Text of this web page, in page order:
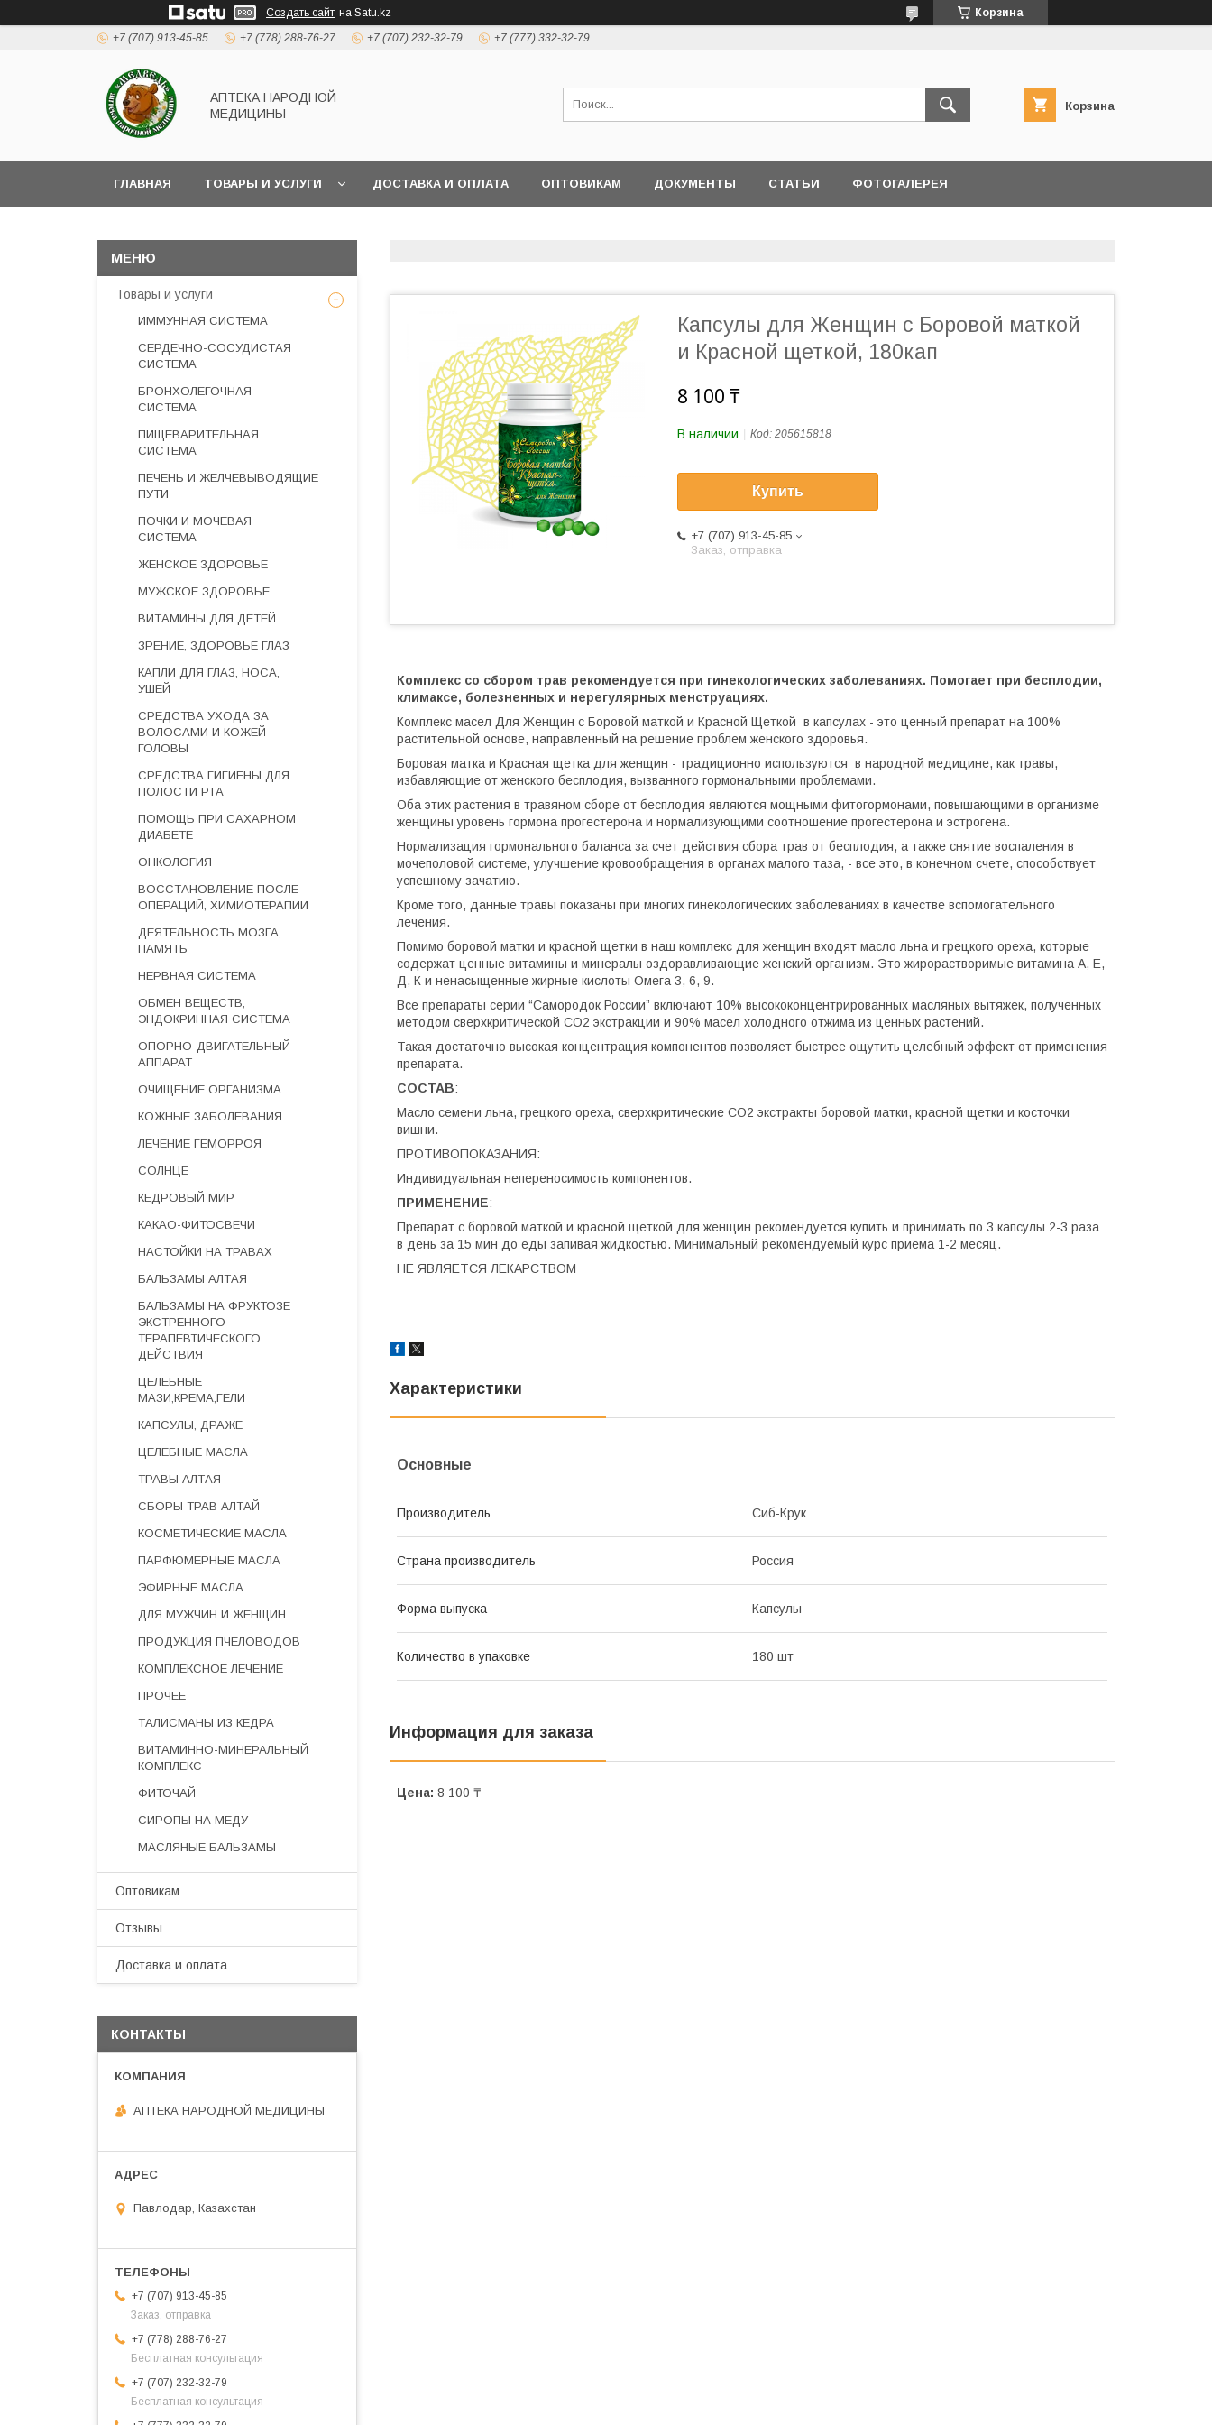
Создать сайт на Satu.kz Корзина
+7 (707) 913-45-85 +7 (778) 288-76-27 +7 (707) 232-32-79 +7 (777) 332-32-79
АПТЕКА НАРОДНОЙ
МЕДИЦИНЫ
Корзина
ГЛАВНАЯ ТОВАРЫ И УСЛУГИ ДОСТАВКА И ОПЛАТА ОПТОВИКАМ ДОКУМЕНТЫ СТАТЬИ ФОТОГАЛЕРЕЯ
Капсулы для Женщин с Боровой маткой
и Красной щеткой, 180кап
8 100 ₸
В наличии Код: 205615818
Купить
+7 (707) 913-45-85
Заказ, отправка
Комплекс со сбором трав рекомендуется при гинекологических заболеваниях. Помогает при бесплодии,
климаксе, болезненных и нерегулярных менструациях.
Комплекс масел Для Женщин с Боровой маткой и Красной Щеткой в капсулах - это ценный препарат на 100%
растительной основе, направленный на решение проблем женского здоровья.
Боровая матка и Красная щетка для женщин - традиционно используются в народной медицине, как травы,
избавляющие от женского бесплодия, вызванного гормональными проблемами.
Оба этих растения в травяном сборе от бесплодия являются мощными фитогормонами, повышающими в организме
женщины уровень гормона прогестерона и нормализующими соотношение прогестерона и эстрогена.
Нормализация гормонального баланса за счет действия сбора трав от бесплодия, а также снятие воспаления в
мочеполовой системе, улучшение кровообращения в органах малого таза, - все это, в конечном счете, способствует
успешному зачатию.
Кроме того, данные травы показаны при многих гинекологических заболеваниях в качестве вспомогательного
лечения.
Помимо боровой матки и красной щетки в наш комплекс для женщин входят масло льна и грецкого ореха, которые
содержат ценные витамины и минералы оздоравливающие женский организм. Это жирорастворимые витамина А, Е,
Д, К и ненасыщенные жирные кислоты Омега 3, 6, 9.
Все препараты серии “Самородок России” включают 10% высококонцентрированных масляных вытяжек, полученных
методом сверхкритической СО2 экстракции и 90% масел холодного отжима из ценных растений.
Такая достаточно высокая концентрация компонентов позволяет быстрее ощутить целебный эффект от применения
препарата.
СОСТАВ:
Масло семени льна, грецкого ореха, сверхкритические СО2 экстракты боровой матки, красной щетки и косточки
вишни.
ПРОТИВОПОКАЗАНИЯ:
Индивидуальная непереносимость компонентов.
ПРИМЕНЕНИЕ:
Препарат с боровой маткой и красной щеткой для женщин рекомендуется купить и принимать по 3 капсулы 2-3 раза
в день за 15 мин до еды запивая жидкостью. Минимальный рекомендуемый курс приема 1-2 месяц.
НЕ ЯВЛЯЕТСЯ ЛЕКАРСТВОМ
Характеристики
Основные
Производитель Сиб-Крук
Страна производитель Россия
Форма выпуска Капсулы
Количество в упаковке 180 шт
Информация для заказа
Цена: 8 100 ₸
Товары и услуги
ИММУННАЯ СИСТЕМА
СЕРДЕЧНО-СОСУДИСТАЯ
СИСТЕМА
БРОНХОЛЕГОЧНАЯ
СИСТЕМА
ПИЩЕВАРИТЕЛЬНАЯ
СИСТЕМА
ПЕЧЕНЬ И ЖЕЛЧЕВЫВОДЯЩИЕ
ПУТИ
ПОЧКИ И МОЧЕВАЯ
СИСТЕМА
ЖЕНСКОЕ ЗДОРОВЬЕ
МУЖСКОЕ ЗДОРОВЬЕ
ВИТАМИНЫ ДЛЯ ДЕТЕЙ
ЗРЕНИЕ, ЗДОРОВЬЕ ГЛАЗ
КАПЛИ ДЛЯ ГЛАЗ, НОСА,
УШЕЙ
СРЕДСТВА УХОДА ЗА
ВОЛОСАМИ И КОЖЕЙ
ГОЛОВЫ
СРЕДСТВА ГИГИЕНЫ ДЛЯ
ПОЛОСТИ РТА
ПОМОЩЬ ПРИ САХАРНОМ
ДИАБЕТЕ
ОНКОЛОГИЯ
ВОССТАНОВЛЕНИЕ ПОСЛЕ
ОПЕРАЦИЙ, ХИМИОТЕРАПИИ
ДЕЯТЕЛЬНОСТЬ МОЗГА,
ПАМЯТЬ
НЕРВНАЯ СИСТЕМА
ОБМЕН ВЕЩЕСТВ,
ЭНДОКРИННАЯ СИСТЕМА
ОПОРНО-ДВИГАТЕЛЬНЫЙ
АППАРАТ
ОЧИЩЕНИЕ ОРГАНИЗМА
КОЖНЫЕ ЗАБОЛЕВАНИЯ
ЛЕЧЕНИЕ ГЕМОРРОЯ
СОЛНЦЕ
КЕДРОВЫЙ МИР
КАКАО-ФИТОСВЕЧИ
НАСТОЙКИ НА ТРАВАХ
БАЛЬЗАМЫ АЛТАЯ
БАЛЬЗАМЫ НА ФРУКТОЗЕ
ЭКСТРЕННОГО
ТЕРАПЕВТИЧЕСКОГО
ДЕЙСТВИЯ
ЦЕЛЕБНЫЕ
МАЗИ,КРЕМА,ГЕЛИ
КАПСУЛЫ, ДРАЖЕ
ЦЕЛЕБНЫЕ МАСЛА
ТРАВЫ АЛТАЯ
СБОРЫ ТРАВ АЛТАЙ
КОСМЕТИЧЕСКИЕ МАСЛА
ПАРФЮМЕРНЫЕ МАСЛА
ЭФИРНЫЕ МАСЛА
ДЛЯ МУЖЧИН И ЖЕНЩИН
ПРОДУКЦИЯ ПЧЕЛОВОДОВ
КОМПЛЕКСНОЕ ЛЕЧЕНИЕ
ПРОЧЕЕ
ТАЛИСМАНЫ ИЗ КЕДРА
ВИТАМИННО-МИНЕРАЛЬНЫЙ
КОМПЛЕКС
ФИТОЧАЙ
СИРОПЫ НА МЕДУ
МАСЛЯНЫЕ БАЛЬЗАМЫ
Оптовикам
Отзывы
Доставка и оплата
КОНТАКТЫ
АПТЕКА НАРОДНОЙ МЕДИЦИНЫ
Павлодар, Казахстан
+7 (707) 913-45-85
Заказ, отправка
+7 (778) 288-76-27
Бесплатная консультация
+7 (707) 232-32-79
Бесплатная консультация